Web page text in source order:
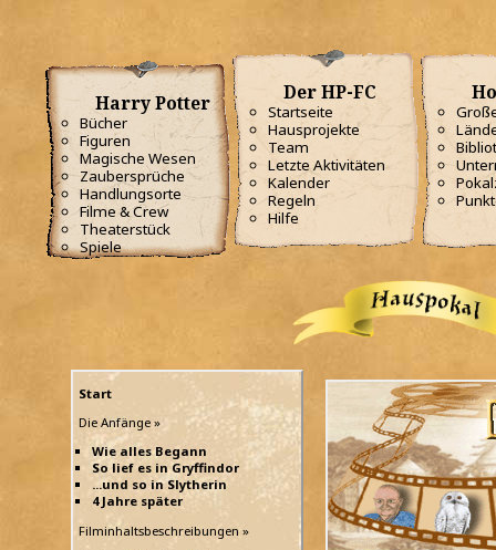
Harry Potter
Bücher
Figuren
Magische Wesen
Zaubersprüche
Handlungsorte
Filme & Crew
Theaterstück
Spiele
Der HP-FC
Startseite
Hausprojekte
Team
Letzte Aktivitäten
Kalender
Regeln
Hilfe
Start
Die Anfänge »
Wie alles Begann
So lief es in Gryffindor
...und so in Slytherin
4 Jahre später
Filminhaltsbeschreibungen »